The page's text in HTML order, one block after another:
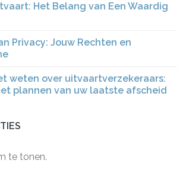
Het Belang van Een Waardig
Privacy: Jouw Rechten en
weten over uitvaartverzekeraars:
plannen van uw laatste afscheid
te tonen.